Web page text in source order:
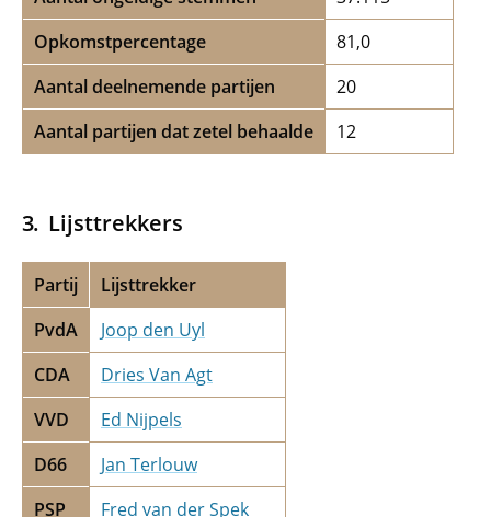
Opkomstpercentage
81,0
Aantal deelnemende partijen
20
Aantal partijen dat zetel behaalde
12
Lijsttrekkers
Partij
Lijsttrekker
PvdA
Joop den Uyl
CDA
Dries Van Agt
VVD
Ed Nijpels
D66
Jan Terlouw
PSP
Fred van der Spek